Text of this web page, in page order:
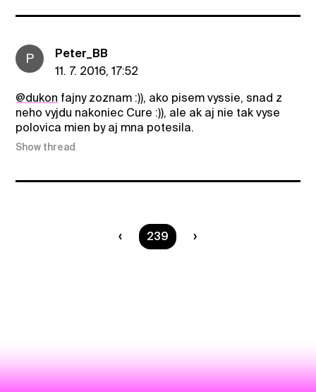
P
Peter_BB
11. 7. 2016, 17:52
@dukon fajny zoznam :)), ako pisem vyssie, snad z
neho vyjdu nakoniec Cure :)), ale ak aj nie tak vyse
polovica mien by aj mna potesila.
Show thread
You are on page
239